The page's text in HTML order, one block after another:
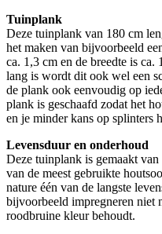
Tuinplank
Deze tuinplank van 180 cm
het maken van bijvoorbeeld
ca. 1,3 cm en de breedte is
lang is wordt dit ook wel een
de plank ook eenvoudig op
plank is geschaafd zodat het
en je minder kans op splinters
Levensduur en onderhoud
Deze tuinplank is gemaakt
van de meest gebruikte
nature één van de langste
bijvoorbeeld impregneren niet
roodbruine kleur behoudt.